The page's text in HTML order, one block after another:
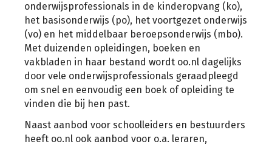
onderwijsprofessionals in de kinderopvang (ko),
het basisonderwijs (po), het voortgezet onderwijs
(vo) en het middelbaar beroepsonderwijs (mbo).
Met duizenden opleidingen, boeken en
vakbladen in haar bestand wordt oo.nl dagelijks
door vele onderwijsprofessionals geraadpleegd
om snel en eenvoudig een boek of opleiding te
vinden die bij hen past.
Naast aanbod voor schoolleiders en bestuurders
heeft oo.nl ook aanbod voor o.a. leraren,